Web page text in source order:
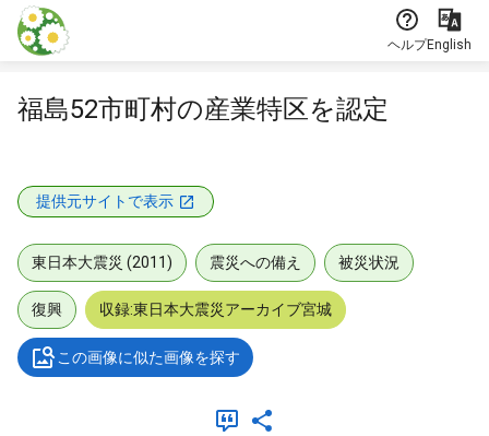
本文に飛ぶ
ヘルプEnglish
福島52市町村の産業特区を認定
提供元サイトで表示
東日本大震災 (2011) 震災への備え 被災状況
復興 収録:東日本大震災アーカイブ宮城
この画像に似た画像を探す